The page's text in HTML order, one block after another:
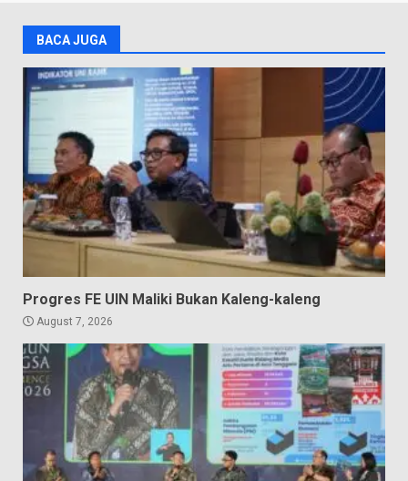
BACA JUGA
Progres FE UIN Maliki Bukan Kaleng-kaleng
August 7, 2026